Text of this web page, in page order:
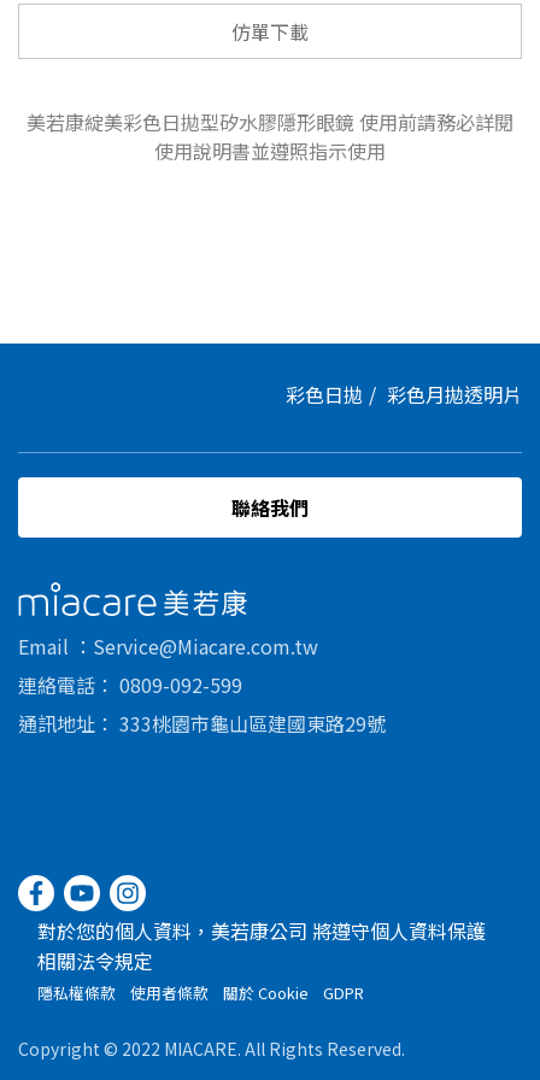
仿單下載
美若康綻美彩色日拋型矽水膠隱形眼鏡 使用前請務必詳閱
使用說明書並遵照指示使用
彩色日拋 彩色月拋透明片
美若康
Email
Service@Miacare.com.tw
連絡電話
0809-092-599
通訊地址
333桃園市龜山區建國東路29號
聯絡我們
對於您的個人資料，美若康公司 將遵守個人資料保護
相關法令規定
隱私權條款 使用者條款 關於 Cookie GDPR
Copyright © 2022 MIACARE. All Rights Reserved.